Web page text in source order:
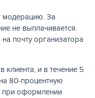
модерацию. За
не выплачивается.
почту организатора
клиента, и в течение 5
80-процентную
при оформлении